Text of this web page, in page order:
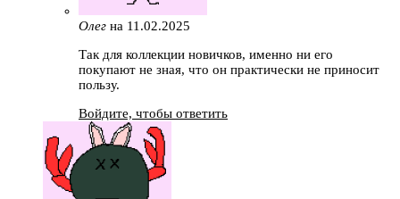
Олег на 11.02.2025
Так для коллекции новичков, именно ни его
покупают не зная, что он практически не приносит
пользу.
Войдите, чтобы ответить